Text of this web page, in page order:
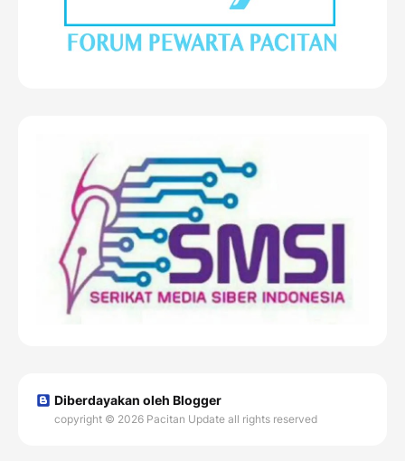
Diberdayakan oleh Blogger
copyright © 2026 Pacitan Update all rights reserved